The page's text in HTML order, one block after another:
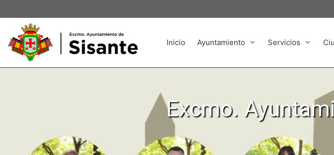
Inicio Ayuntamiento Servicios
Excmo.